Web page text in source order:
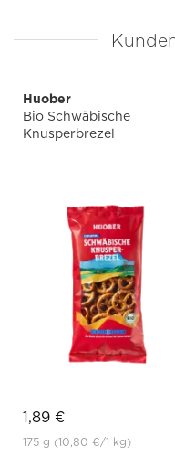
Huober
Bio Schwäbische
Knusperbrezel
1,89 €
175 g (10,80 €/1 kg)